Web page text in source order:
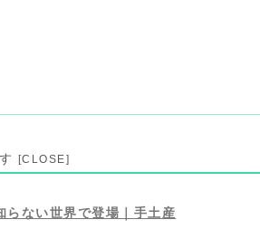
らない世界で登場｜手土産